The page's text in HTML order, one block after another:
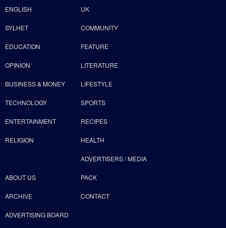
ENGLISH UK
SYLHET COMMUNITY
EDUCATION FEATURE
OPINION LITERATURE
BUSINESS & MONEY LIFESTYLE
TECHNOLOGY SPORTS
ENTERTAINMENT RECIPES
RELIGION HEALTH
ABOUT US
ADVERTISERS / MEDIA
PACK
ARCHIVE CONTACT
ADVERTISING BOARD